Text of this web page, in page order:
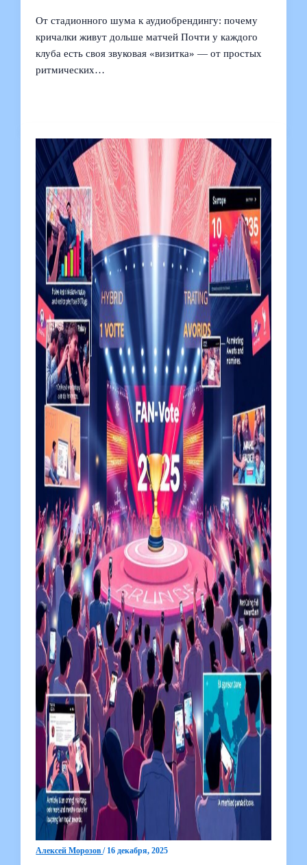
От стадионного шума к аудиобрендингу: почему
кричалки живут дольше матчей Почти у каждого
клуба есть своя звуковая «визитка» — от простых
ритмических…
Алексей Морозов/ 16 декабря, 2025